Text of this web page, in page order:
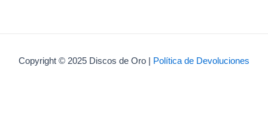
Copyright © 2025 Discos de Oro | Política de Devoluciones